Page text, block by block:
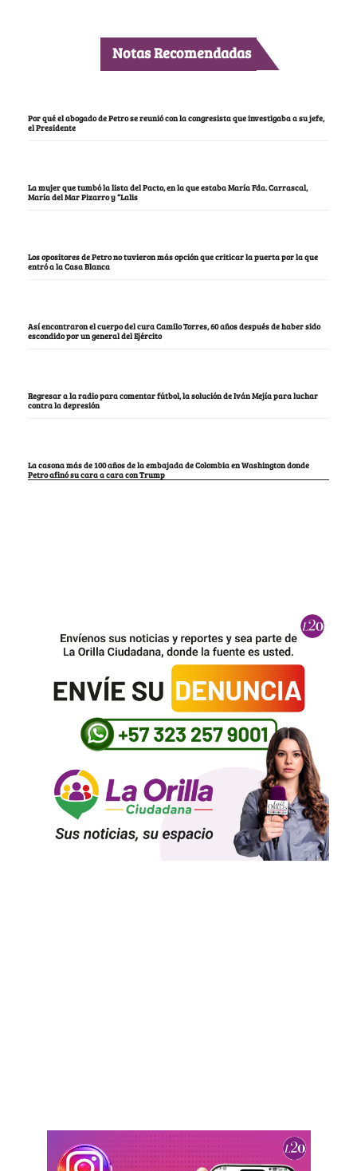
Notas Recomendadas
Por qué el abogado de Petro se reunió con la congresista que investigaba a su jefe,
el Presidente
La mujer que tumbó la lista del Pacto, en la que estaba María Fda. Carrascal,
María del Mar Pizarro y “Lalis
Los opositores de Petro no tuvieron más opción que criticar la puerta por la que
entró a la Casa Blanca
Así encontraron el cuerpo del cura Camilo Torres, 60 años después de haber sido
escondido por un general del Ejército
Regresar a la radio para comentar fútbol, la solución de Iván Mejía para luchar
contra la depresión
La casona más de 100 años de la embajada de Colombia en Washington donde
Petro afinó su cara a cara con Trump